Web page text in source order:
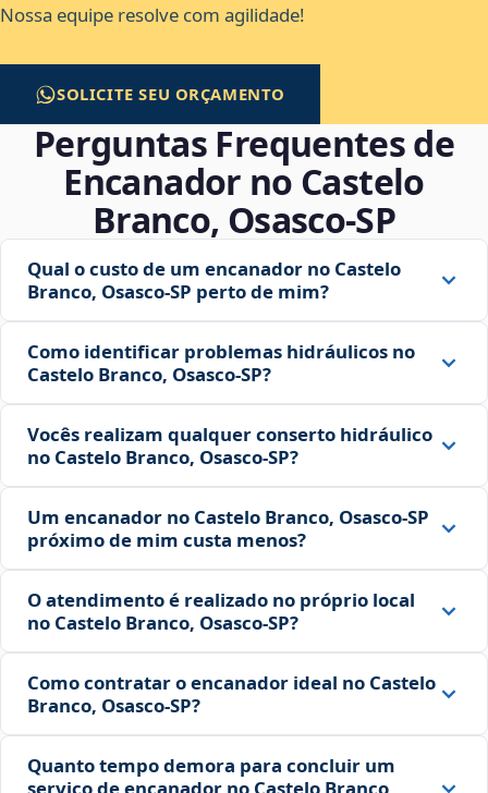
Nossa equipe resolve com agilidade!
SOLICITE SEU ORÇAMENTO
Perguntas Frequentes de
Encanador no Castelo
Branco, Osasco‑SP
Qual o custo de um encanador no Castelo
Branco, Osasco‑SP perto de mim?
Como identificar problemas hidráulicos no
Castelo Branco, Osasco‑SP?
Vocês realizam qualquer conserto hidráulico
no Castelo Branco, Osasco‑SP?
Um encanador no Castelo Branco, Osasco‑SP
próximo de mim custa menos?
O atendimento é realizado no próprio local
no Castelo Branco, Osasco‑SP?
Como contratar o encanador ideal no Castelo
Branco, Osasco‑SP?
Quanto tempo demora para concluir um